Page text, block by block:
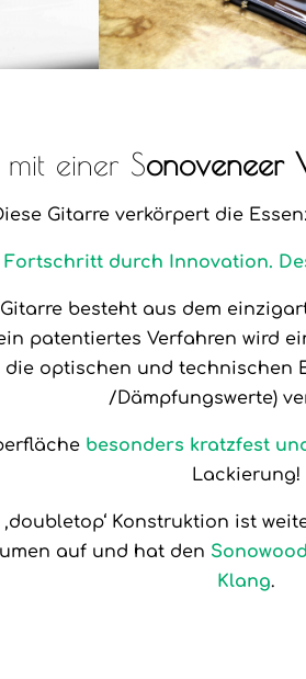
einer Sonoveneer
Gitarre verkörpert die
Fortschritt durch Innovation.
Gitarre besteht aus dem
patentiertes Verfahren wird
die optischen und technischen
/Dämpfungswerte)
besonders kratzfest
Lackierung!
Konstruktion ist
auf und hat den
Klang.